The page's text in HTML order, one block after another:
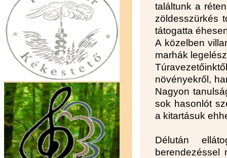
találtunk a
zöldesszürkés
tátogatta
A közelben
marhák
növényekről,
Nagyon
sok hasonlót
a kitartásuk
Délután
berendezéssel